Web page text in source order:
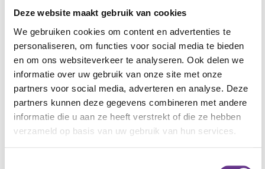
Deze website maakt gebruik van cookies
We gebruiken cookies om content en advertenties te
personaliseren, om functies voor social media te bieden
en om ons websiteverkeer te analyseren. Ook delen we
informatie over uw gebruik van onze site met onze
partners voor social media, adverteren en analyse. Deze
partners kunnen deze gegevens combineren met andere
informatie die u aan ze heeft verstrekt of die ze hebben
verzameld op basis van uw gebruik van hun services.
het begrip en denken. Je kunt hier al switchen naar
een andere doelgroep (MVB, LVB, Jeugd).
Met Blok 1 kun je je cliënt/leerling laten ervaren dat
het echt om hem gaat.
Met Blok 2 ervaart hij ‘wat er gebeurt tussen jou en
de ander’.
Met Blok 2 met 3 herkent
je cliënt/leerling vertrouwen en veiligheid steeds